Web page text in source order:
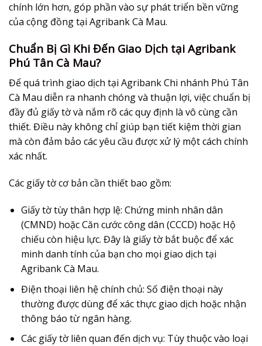
chính lớn hơn, góp phần vào sự phát triển bền vững
của cộng đồng tại Agribank Cà Mau.
Chuẩn Bị Gì Khi Đến Giao Dịch tại Agribank
Phú Tân Cà Mau?
Để quá trình giao dịch tại Agribank Chi nhánh Phú Tân
Cà Mau diễn ra nhanh chóng và thuận lợi, việc chuẩn bị
đầy đủ giấy tờ và nắm rõ các quy định là vô cùng cần
thiết. Điều này không chỉ giúp bạn tiết kiệm thời gian
mà còn đảm bảo các yêu cầu được xử lý một cách chính
xác nhất.
Các giấy tờ cơ bản cần thiết bao gồm:
Giấy tờ tùy thân hợp lệ: Chứng minh nhân dân
(CMND) hoặc Căn cước công dân (CCCD) hoặc Hộ
chiếu còn hiệu lực. Đây là giấy tờ bắt buộc để xác
minh danh tính của bạn cho mọi giao dịch tại
Agribank Cà Mau.
Điện thoại liên hệ chính chủ: Số điện thoại này
thường được dùng để xác thực giao dịch hoặc nhận
thông báo từ ngân hàng.
Các giấy tờ liên quan đến dịch vụ: Tùy thuộc vào loại